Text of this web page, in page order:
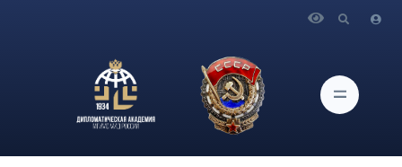
академии МИД России состоялись товарищеские матчи по